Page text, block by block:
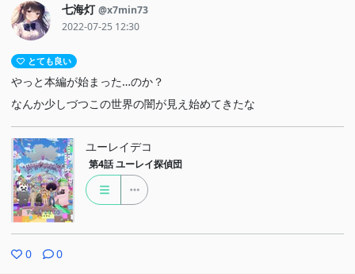
七海灯 @x7min73
2022-07-25 12:30
とても良い
やっと本編が始まった…のか？
なんか少しづつこの世界の闇が見え始めてきたな
ユーレイデコ
第4話 ユーレイ探偵団
0 0